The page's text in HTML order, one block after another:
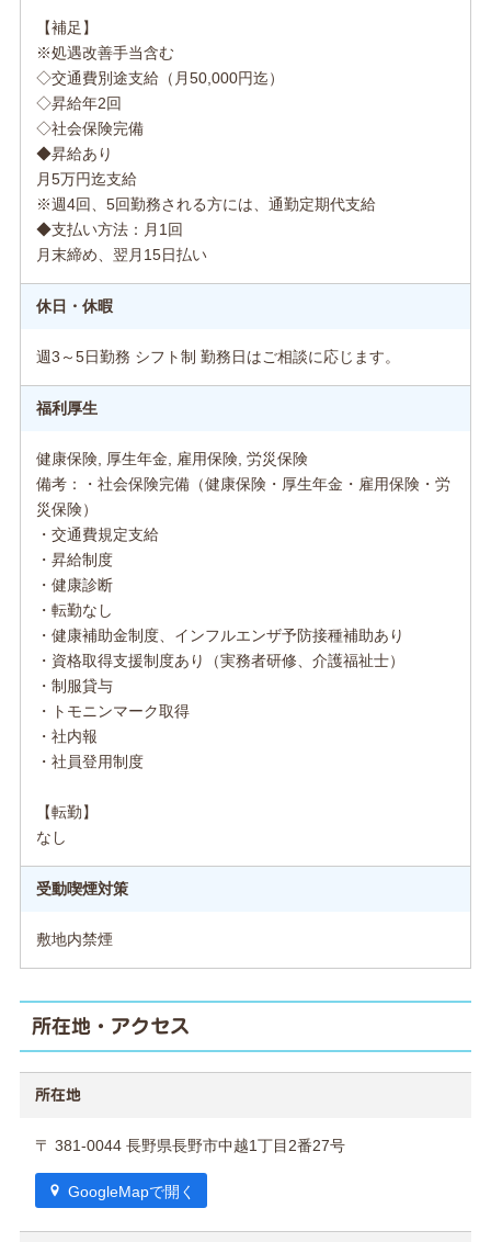
【補足】
※処遇改善手当含む
◇交通費別途支給（月50,000円迄）
◇昇給年2回
◇社会保険完備
◆昇給あり
月5万円迄支給
※週4回、5回勤務される方には、通勤定期代支給
◆支払い方法：月1回
月末締め、翌月15日払い
休日・休暇
週3～5日勤務 シフト制 勤務日はご相談に応じます。
福利厚生
健康保険, 厚生年金, 雇用保険, 労災保険
備考：・社会保険完備（健康保険・厚生年金・雇用保険・労
災保険）
・交通費規定支給
・昇給制度
・健康診断
・転勤なし
・健康補助金制度、インフルエンザ予防接種補助あり
・資格取得支援制度あり（実務者研修、介護福祉士）
・制服貸与
・トモニンマーク取得
・社内報
・社員登用制度
【転勤】
なし
受動喫煙対策
敷地内禁煙
所在地・アクセス
所在地
〒 381-0044 長野県長野市中越1丁目2番27号
GoogleMapで開く